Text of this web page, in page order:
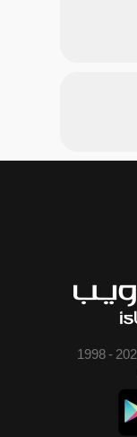
جميع الحقوق محفوظة © 2026 - 1998